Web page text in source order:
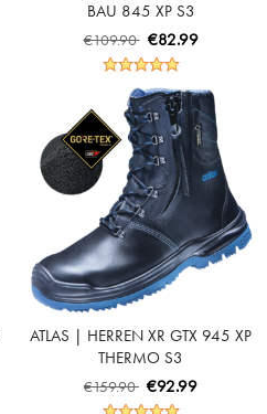
BAU 845 XP S3
SICHERHEITSSCHUH - BLACK |
ROYAL BLUE
€109.90 €82.99
ATLAS | HERREN XR GTX 945 XP
THERMO S3
SICHERHEITSSCHUH - BLACK |
ROYAL BLUE
€159.90 €92.99